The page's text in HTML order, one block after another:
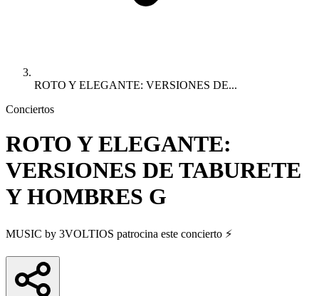
ROTO Y ELEGANTE: VERSIONES DE...
Conciertos
ROTO Y ELEGANTE:
VERSIONES DE TABURETE
Y HOMBRES G
MUSIC by 3VOLTIOS patrocina este concierto ⚡